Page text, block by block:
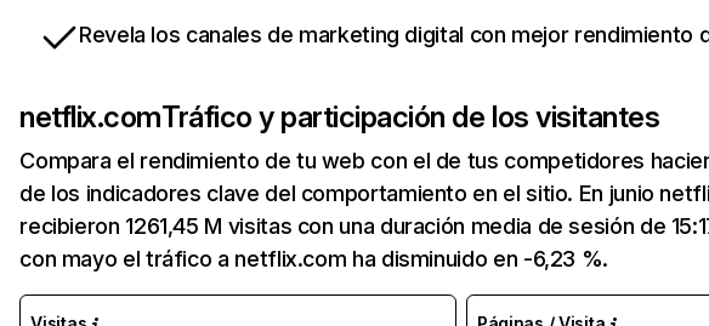
Revela los canales de marketing digital con mejor rendimiento
netflix.comTráfico y participación de los visitantes
Compara el rendimiento de tu web con el de tus competidores
de los indicadores clave del comportamiento en el sitio. En junio
recibieron 1261,45 M visitas con una duración media de sesión de
con mayo el tráfico a netflix.com ha disminuido en -6,23 %.